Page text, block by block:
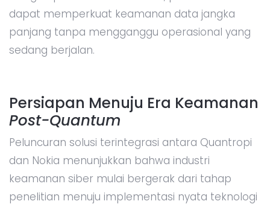
dapat memperkuat keamanan data jangka
panjang tanpa mengganggu operasional yang
sedang berjalan.
Persiapan Menuju Era Keamanan
Post-Quantum
Peluncuran solusi terintegrasi antara Quantropi
dan Nokia menunjukkan bahwa industri
keamanan siber mulai bergerak dari tahap
penelitian menuju implementasi nyata teknologi